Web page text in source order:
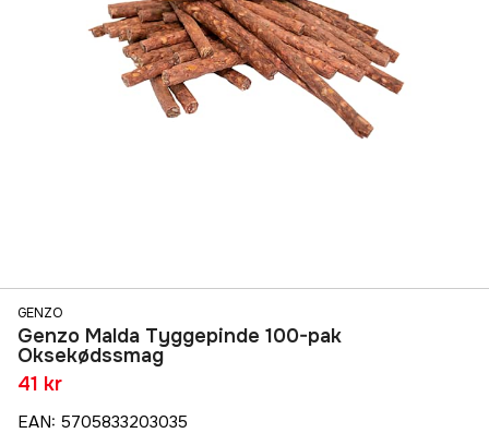
GENZO
Genzo Malda Tyggepinde 100-pak
Oksekødssmag
41 kr
EAN: 5705833203035